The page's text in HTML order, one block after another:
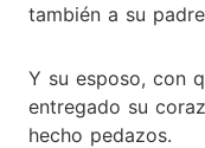
también a su
Y su esposo, con
entregado su
hecho pedazos.